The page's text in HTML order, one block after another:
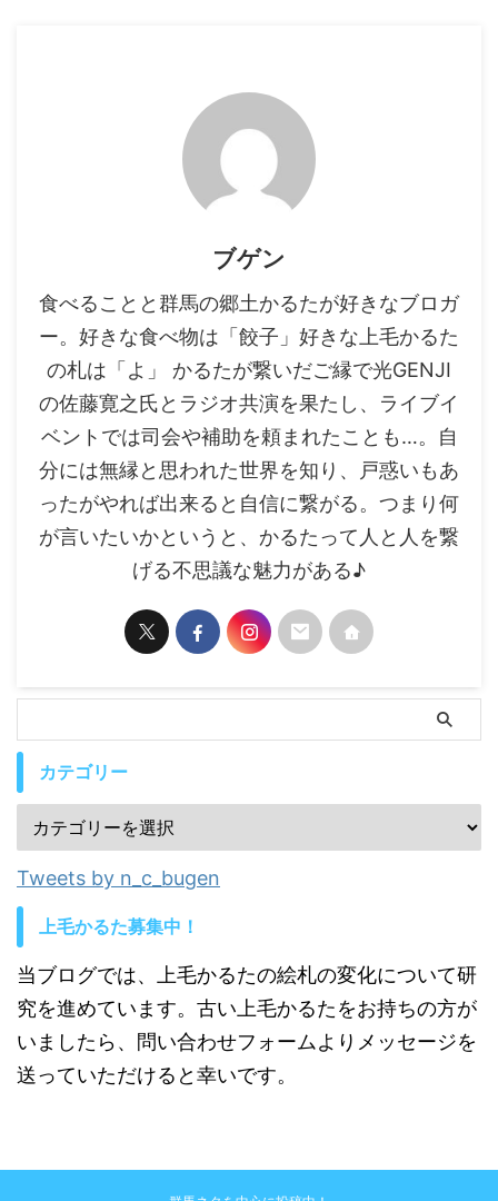
ブゲン
食べることと群馬の郷土かるたが好きなブロガ
ー。好きな食べ物は「餃子」好きな上毛かるた
の札は「よ」 かるたが繋いだご縁で光GENJI
の佐藤寛之氏とラジオ共演を果たし、ライブイ
ベントでは司会や補助を頼まれたことも…。自
分には無縁と思われた世界を知り、戸惑いもあ
ったがやれば出来ると自信に繋がる。つまり何
が言いたいかというと、かるたって人と人を繋
げる不思議な魅力がある♪
カテゴリー
Tweets by n_c_bugen
上毛かるた募集中！
当ブログでは、上毛かるたの絵札の変化について研
究を進めています。古い上毛かるたをお持ちの方が
いましたら、問い合わせフォームよりメッセージを
送っていただけると幸いです。